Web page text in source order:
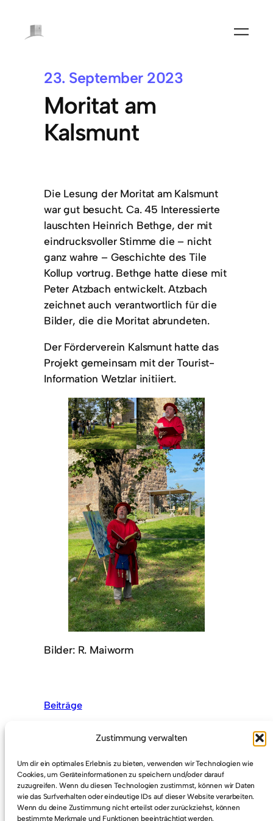
Zustimmung verwalten
Um dir ein optimales Erlebnis zu bieten, verwenden wir Technologien wie
Cookies, um Geräteinformationen zu speichern und/oder darauf
zuzugreifen. Wenn du diesen Technologien zustimmst, können wir Daten
wie das Surfverhalten oder eindeutige IDs auf dieser Website verarbeiten.
Wenn du deine Zustimmung nicht erteilst oder zurückziehst, können
bestimmte Merkmale und Funktionen beeinträchtigt werden.
23. September 2023
Moritat am
Kalsmunt
Die Lesung der Moritat am Kalsmunt
war gut besucht. Ca. 45 Interessierte
lauschten Heinrich Bethge, der mit
eindrucksvoller Stimme die – nicht
ganz wahre – Geschichte des Tile
Kollup vortrug. Bethge hatte diese mit
Peter Atzbach entwickelt. Atzbach
zeichnet auch verantwortlich für die
Bilder, die die Moritat abrundeten.
Der Förderverein Kalsmunt hatte das
Projekt gemeinsam mit der Tourist-
Information Wetzlar initiiert.
Bilder: R. Maiworm
Beiträge
Tile Kolup – der falsche Kaiser in Wetzlar